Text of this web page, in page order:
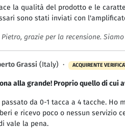
la qualità del prodotto e le
sono stati inviati con
Pietro, grazie per la recensione.
Grassi (Italy) · ACQUIRENTE
alla grande! Proprio quello di cui
passato da 0-1 tacca a 4 tacche.
e ricevo poco o nessun servizio
vale la pena.